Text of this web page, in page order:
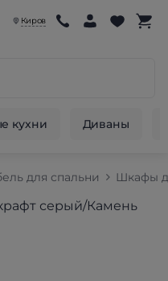
Киров
кухни Диваны
для спальни Шкафы